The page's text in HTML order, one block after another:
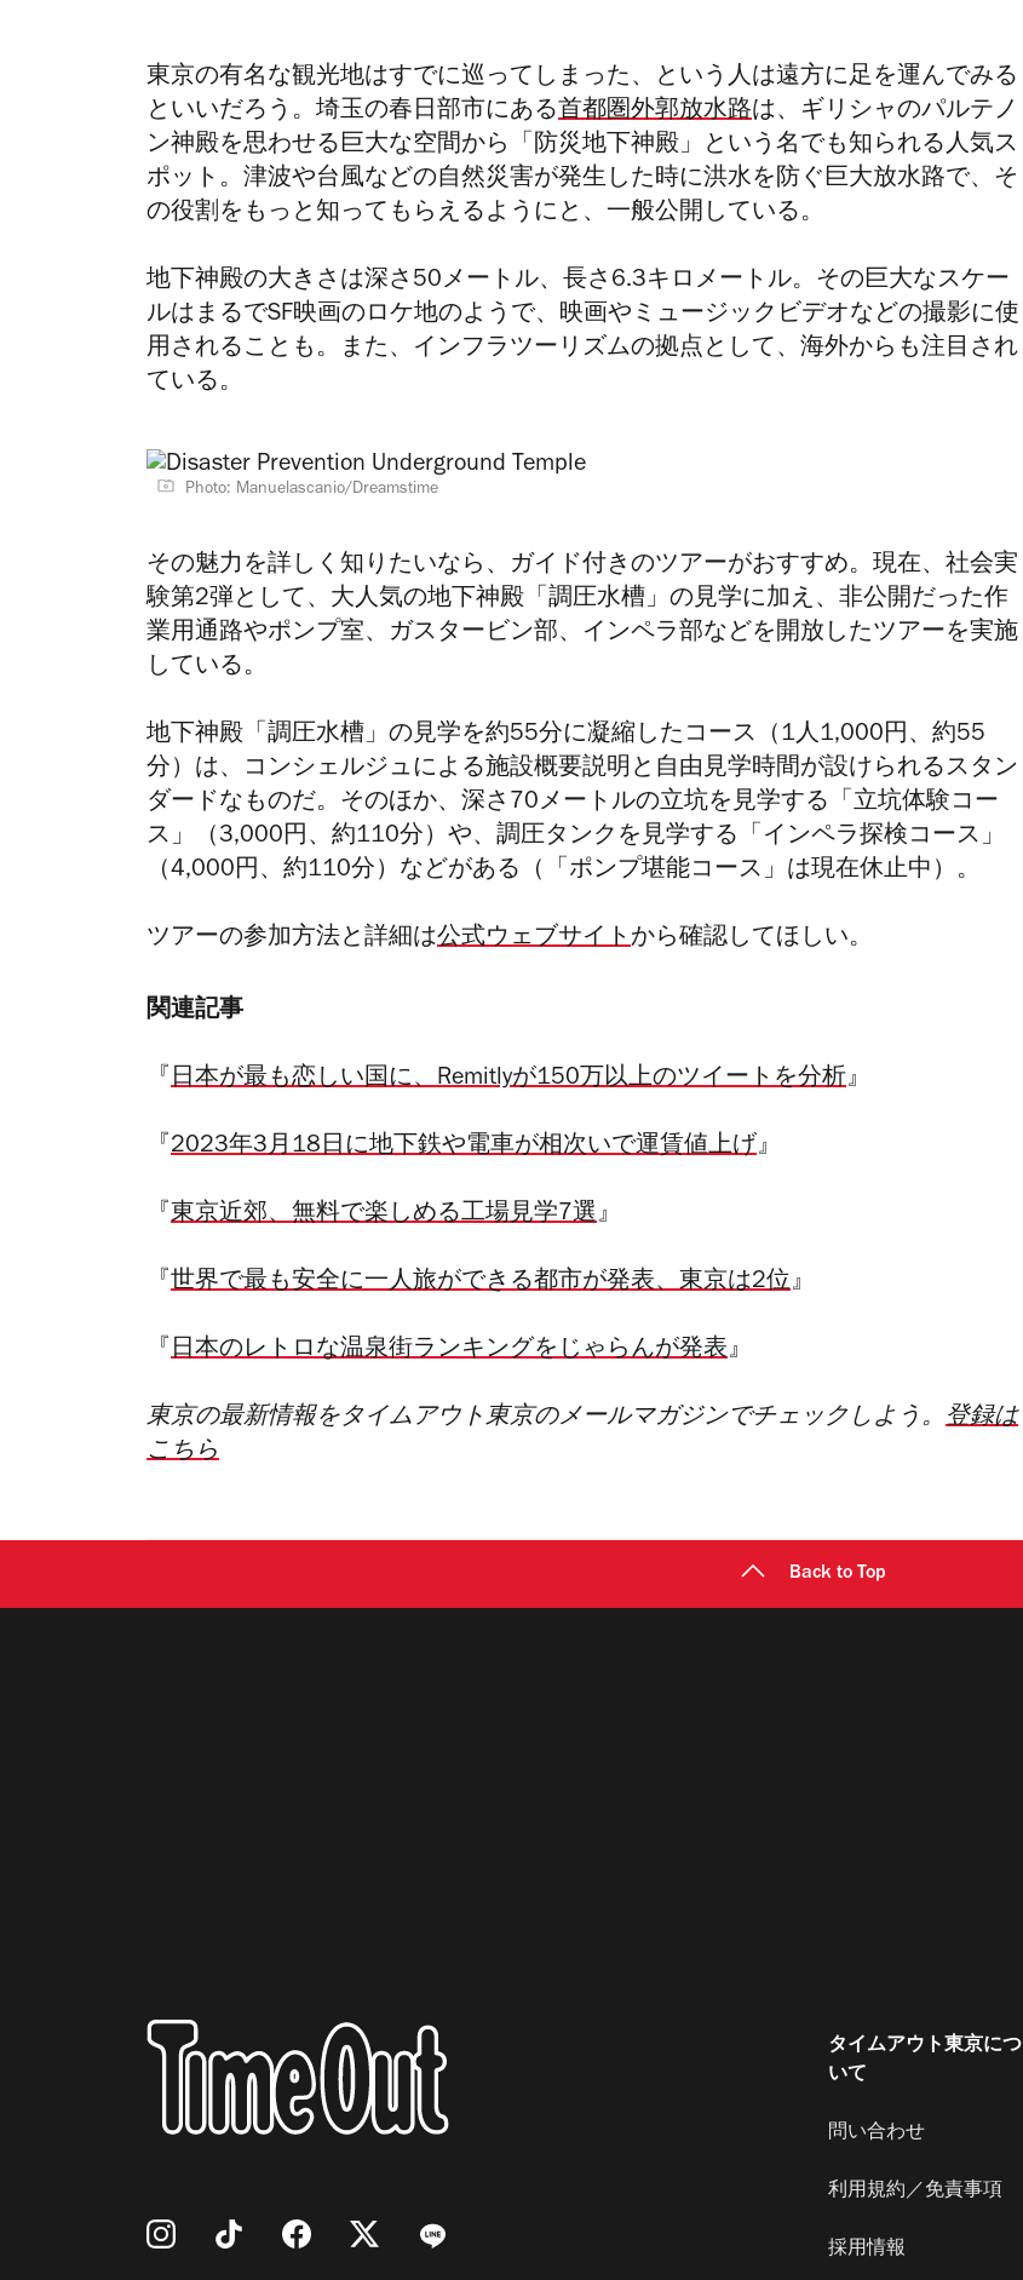
東京の有名な観光地はすでに巡ってしまった、という人は遠方に足を運んでみる
といいだろう。埼玉の春日部市にある首都圏外郭放水路は、ギリシャのパルテノ
ン神殿を思わせる巨大な空間から「​​防災地下神殿」という名でも知られる人気ス
ポット。 津波や台風などの自然災害が発生した時に洪水を防ぐ 巨大放水路で、そ
の役割をもっと知ってもらえるようにと、一般公開している。
地下神殿の大きさは深さ50メートル、 長さ6.3キロメートル。その巨大なスケー
ルはまるでSF映画のロケ地のようで、映画やミュージックビデオなどの撮影に使
用されることも。また、インフラツーリズムの拠点として、海外からも注目され
ている。
Photo: Manuelascanio/Dreamstime
その魅力を詳しく知りたいなら、ガイド付きのツアーがおすすめ。現在、社会実
験第2弾として、大人気の地下神殿「調圧水槽」の見学に加え、非公開だった作
業用通路やポンプ室、ガスタービン部、インペラ部などを開放したツアーを実施
している。
地下神殿「調圧水槽」の見学を約55分に凝縮したコース（1人1,000円、約55
分）は、コンシェルジュによる施設概要説明と自由見学時間が設けられるスタン
ダードなものだ。そのほか、深さ70メートルの立坑を見学する「立坑体験コー
ス」（3,000円、約110分）や、調圧タンクを見学する「インペラ探検コース」
（4,000円、約110分）などがある（「ポンプ堪能コース」は現在休止中）。
ツアーの参加方法と詳細は公式ウェブサイトから確認してほしい。
関連記事
『 日本が最も恋しい国に、Remitlyが150万以上のツイートを分析』
『 2023年3月18日に地下鉄や電車が相次いで運賃値上げ』
『 東京近郊、無料で楽しめる工場見学7選』
『 世界で最も安全に一人旅ができる都市が発表、東京は2位』
『 日本のレトロな温泉街ランキングをじゃらんが発表』
東京の最新情報をタイムアウト東京のメールマガジンでチェックしよう。 登録は
こちら
Back to Top
タイムアウト東京につ
いて
問い合わせ
利用規約／免責事項
採用情報